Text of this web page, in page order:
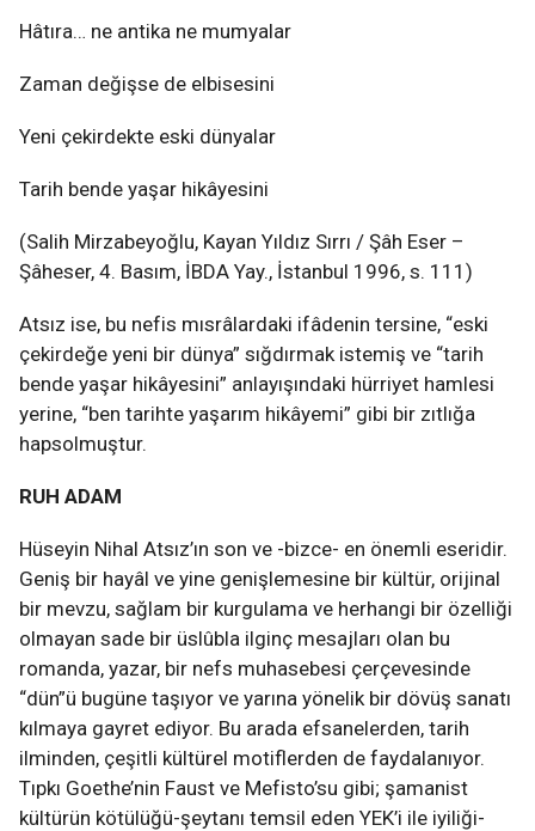
Hâtıra… ne antika ne mumyalar
Zaman değişse de elbisesini
Yeni çekirdekte eski dünyalar
Tarih bende yaşar hikâyesini
(Salih Mirzabeyoğlu, Kayan Yıldız Sırrı / Şâh Eser –
Şâheser, 4. Basım, İBDA Yay., İstanbul 1996, s. 111)
Atsız ise, bu nefis mısrâlardaki ifâdenin tersine, “eski
çekirdeğe yeni bir dünya” sığdırmak istemiş ve “tarih
bende yaşar hikâyesini” anlayışındaki hürriyet hamlesi
yerine, “ben tarihte yaşarım hikâyemi” gibi bir zıtlığa
hapsolmuştur.
RUH ADAM
Hüseyin Nihal Atsız’ın son ve -bizce- en önemli eseridir.
Geniş bir hayâl ve yine genişlemesine bir kültür, orijinal
bir mevzu, sağlam bir kurgulama ve herhangi bir özelliği
olmayan sade bir üslûbla ilginç mesajları olan bu
romanda, yazar, bir nefs muhasebesi çerçevesinde
“dün”ü bugüne taşıyor ve yarına yönelik bir dövüş sanatı
kılmaya gayret ediyor. Bu arada efsanelerden, tarih
ilminden, çeşitli kültürel motiflerden de faydalanıyor.
Tıpkı Goethe’nin Faust ve Mefisto’su gibi; şamanist
kültürün kötülüğü-şeytanı temsil eden YEK’i ile iyiliği-